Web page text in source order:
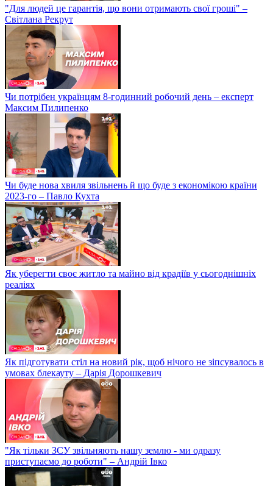
"Для людей це гарантія, що вони отримають свої гроші" –
Світлана Рекрут
Чи потрібен українцям 8-годинний робочий день – експерт
Максим Пилипенко
Чи буде нова хвиля звільнень й що буде з економікою країни
2023-го – Павло Кухта
Як уберегти своє житло та майно від крадіїв у сьогоднішніх
реаліях
Як підготувати стіл на новий рік, щоб нічого не зіпсувалось в
умовах блекауту – Дарія Дорошкевич
"Як тільки ЗСУ звільняють нашу землю - ми одразу
приступаємо до роботи" – Андрій Івко